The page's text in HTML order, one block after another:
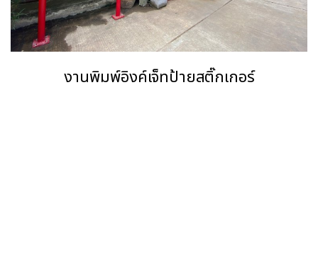
งานพิมพ์อิงค์เจ็ทป้ายสติ๊กเกอร์